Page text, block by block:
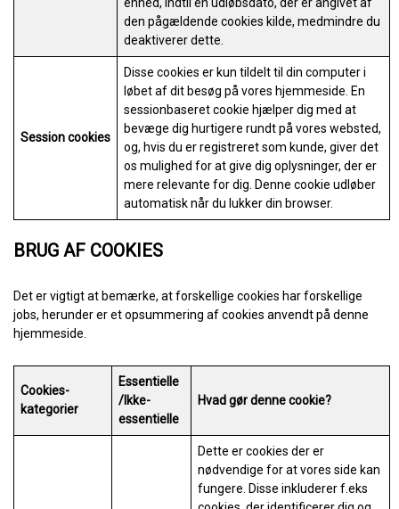
den pågældende cookies kilde, medmindre du
deaktiverer dette.
Session cookies
Disse cookies er kun tildelt til din computer i
løbet af dit besøg på vores hjemmeside. En
sessionbaseret cookie hjælper dig med at
bevæge dig hurtigere rundt på vores websted,
og, hvis du er registreret som kunde, giver det
os mulighed for at give dig oplysninger, der er
mere relevante for dig. Denne cookie udløber
automatisk når du lukker din browser.
BRUG AF COOKIES
Det er vigtigt at bemærke, at forskellige cookies har forskellige
jobs, herunder er et opsummering af cookies anvendt på denne
hjemmeside.
Cookies-
kategorier
Essentielle
/Ikke-
essentielle
Hvad gør denne cookie?
Dette er cookies der er
nødvendige for at vores side kan
fungere. Disse inkluderer f.eks